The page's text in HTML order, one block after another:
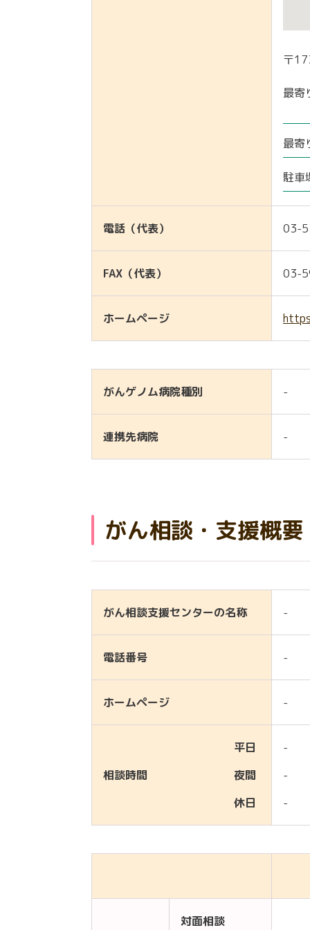
〒
最寄
最寄
駐車
電話（代表） 03-
FAX（代表） 03-
ホームページ
がんゲノム病院種別 -
連携先病院 -
がん相談・支援概要
がん相談支援センターの名称 -
電話番号 -
ホームページ -
相談時間
平日
-
夜間
-
休日
-
対面相談